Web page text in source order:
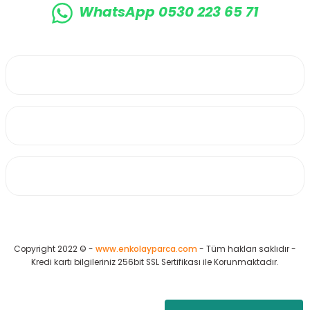
WhatsApp 0530 223 65 71
Copyright 2022 © - www.enkolayparca.com - Tüm hakları saklıdır -
Kredi kartı bilgileriniz 256bit SSL Sertifikası ile Korunmaktadır.